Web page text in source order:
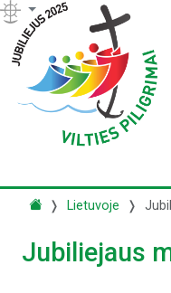
Lietuvoje
Jubiliejaus